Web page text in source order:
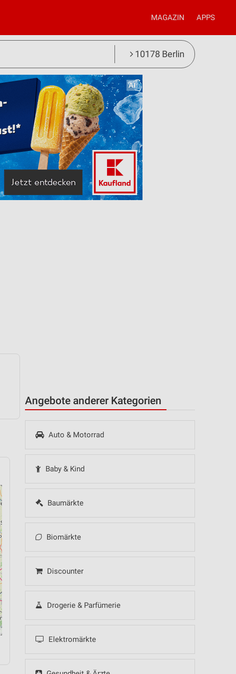
MAGAZIN APPS
10178 Berlin
Angebote anderer Kategorien
Auto & Motorrad
Baby & Kind
Baumärkte
Biomärkte
Discounter
Drogerie & Parfümerie
Elektromärkte